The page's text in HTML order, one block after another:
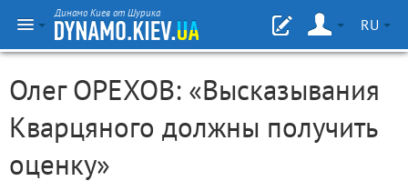
Динамо Киев от Шурика
RU
Олег ОРЕХОВ: «Высказывания
Кварцяного должны получить
оценку»